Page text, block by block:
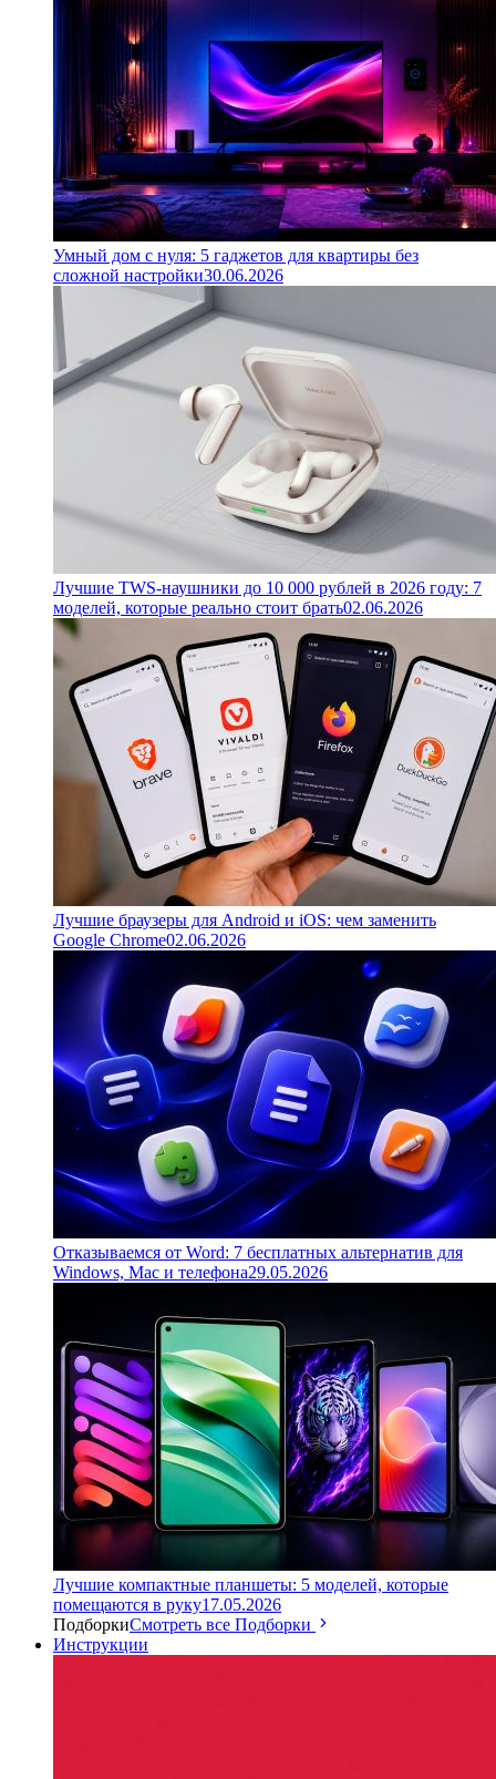
Умный дом с нуля: 5 гаджетов для квартиры без
сложной настройки30.06.2026
Лучшие TWS-наушники до 10 000 рублей в 2026 году: 7
моделей, которые реально стоит брать02.06.2026
Лучшие браузеры для Android и iOS: чем заменить
Google Chrome02.06.2026
Отказываемся от Word: 7 бесплатных альтернатив для
Windows, Mac и телефона29.05.2026
Лучшие компактные планшеты: 5 моделей, которые
помещаются в руку17.05.2026
ПодборкиСмотреть все Подборки
Инструкции